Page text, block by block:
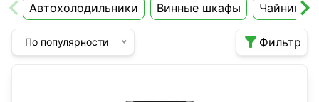
Автохолодильники Винные шкафы Чайники
По популярности  Фильтр